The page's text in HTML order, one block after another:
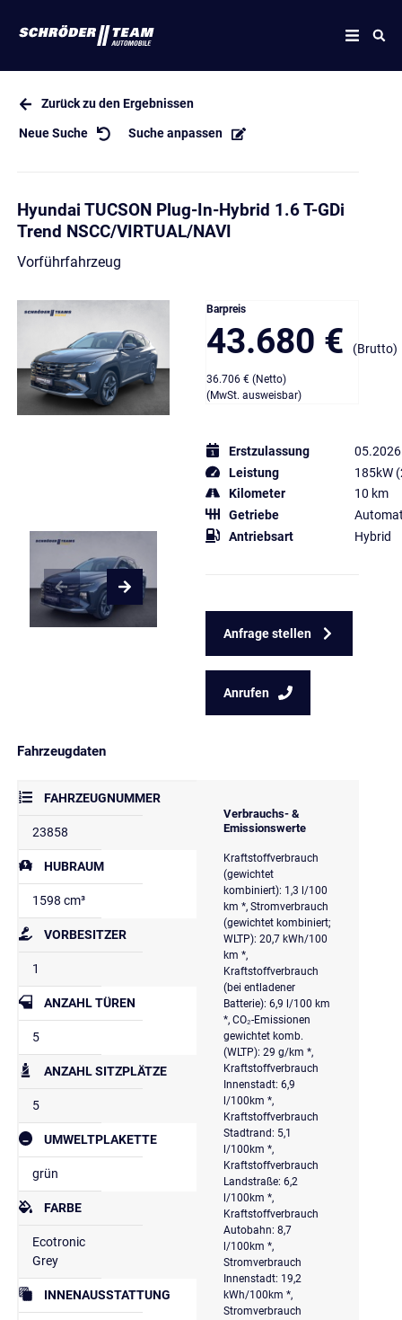
Zurück zu den Ergebnissen
Neue Suche Suche anpassen
Hyundai TUCSON Plug-In-Hybrid 1.6 T-GDi
Trend NSCC/VIRTUAL/NAVI
Vorführfahrzeug
Barpreis
43.680 € (Brutto)
36.706 € (Netto)
(MwSt. ausweisbar)
Erstzulassung
05.2026
Leistung
185kW
Kilometer
10 km
Getriebe
Antriebsart
Hybrid
Anfrage stellen
Anrufen
Fahrzeugdaten
FAHRZEUGNUMMER
23858
HUBRAUM
1598 cm³
VORBESITZER
1
ANZAHL TÜREN
5
ANZAHL SITZPLÄTZE
5
UMWELTPLAKETTE
grün
FARBE
Ecotronic
Grey
INNENAUSSTATTUNG
Verbrauchs- &
Emissionswerte
Kraftstoffverbrauch
(gewichtet
kombiniert): 1,3 l/100
km *, Stromverbrauch
(gewichtet kombiniert;
WLTP): 20,7 kWh/100
km *,
Kraftstoffverbrauch
(bei entladener
Batterie): 6,9 l/100 km
*, CO₂-Emissionen
gewichtet komb.
(WLTP): 29 g/km *,
Kraftstoffverbrauch
Innenstadt: 6,9
l/100km *,
Kraftstoffverbrauch
Stadtrand: 5,1
l/100km *,
Kraftstoffverbrauch
Landstraße: 6,2
l/100km *,
Kraftstoffverbrauch
Autobahn: 8,7
l/100km *,
Stromverbrauch
Innenstadt: 19,2
kWh/100km *,
Stromverbrauch